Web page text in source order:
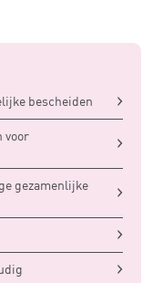
bescheiden
voor
gezamenlijke